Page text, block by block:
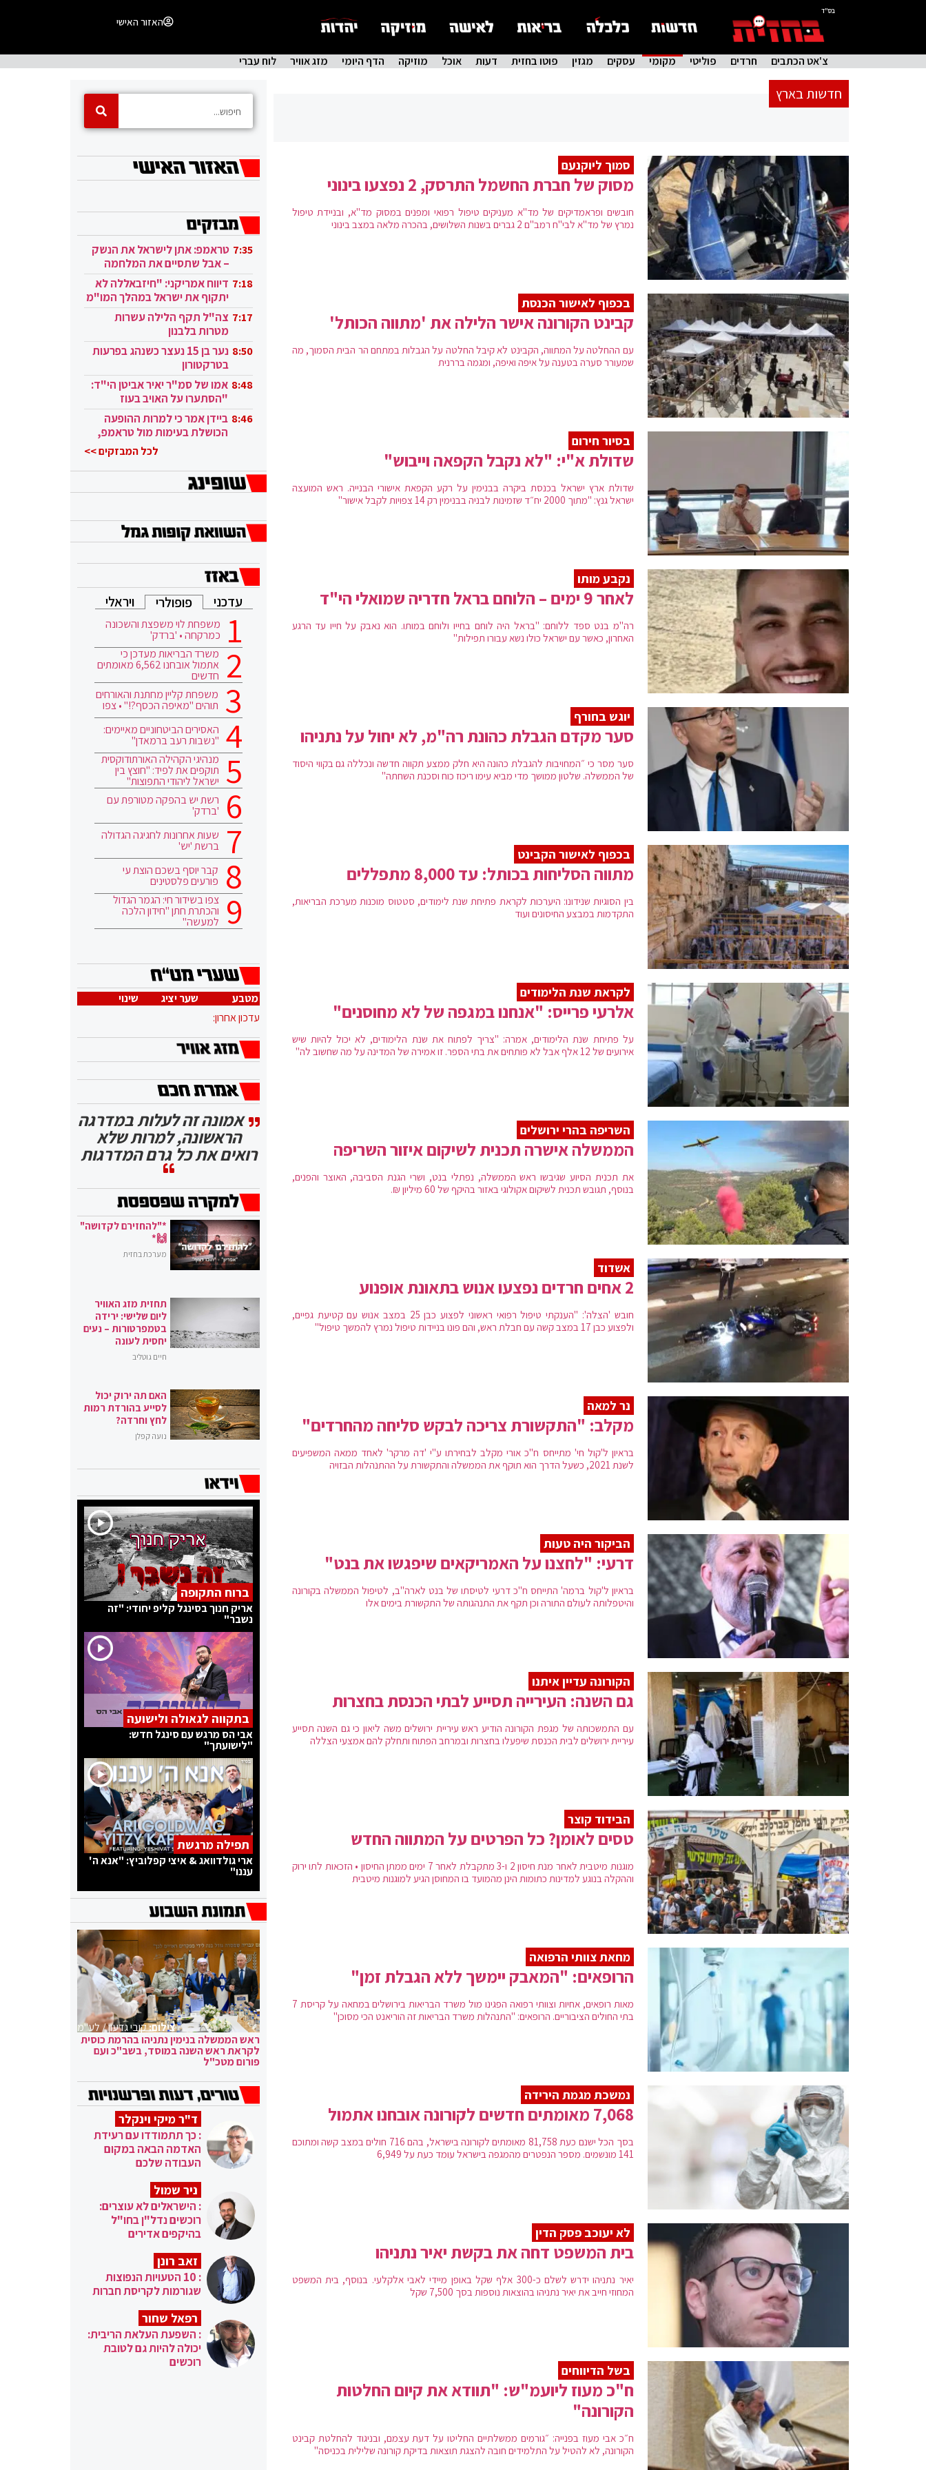
בס"ד
האזור האישי
צ'אט הכתבים חרדים פוליטי מקומי עסקים מגזין פוטו בחזית דעות אוכל מוזיקה הדף היומי מזג אוויר לוח עברי
חדשות בארץ
סמוך ליוקנעם
מסוק של חברת החשמל התרסק, 2 נפצעו בינוני
חובשים ופראמדיקים של מד"א מעניקים טיפול רפואי ומפנים במסוק מד"א, ובניידת טיפול
נמרץ של מד"א לבי"ח רמב"ם 2 גברים בשנות השלושים, בהכרה מלאה במצב בינוני
בכפוף לאישור הכנסת
קבינט הקורונה אישר הלילה את 'מתווה הכותל'
עם ההחלטה על המתווה, הקבינט לא קיבל החלטה על הגבלות במתחם הר הבית הסמוך, מה
שמעורר סערה בטענה על איפה ואיפה, ומגמה בררנית
בסיור חירום
שדולת א"י: "לא נקבל הקפאה וייבוש"
שדולת ארץ ישראל בכנסת ביקרה בבנימין על רקע הקפאת אישורי הבנייה. ראש המועצה
ישראל גנץ: "מתוך 2000 יח״ד שזמינות לבניה בבנימין רק 14 צפויות לקבל אישור"
נקבע מותו
לאחר 9 ימים – הלוחם בראל חדריה שמואלי הי"ד
רה"מ בנט ספד ללוחם: "בראל היה לוחם בחייו ולוחם במותו. הוא נאבק על חייו עד הרגע
האחרון, כאשר עם ישראל כולו נשא עבורו תפילות"
יוגש בחורף
סער מקדם הגבלת כהונת רה"מ, לא יחול על נתניהו
סער מסר כי ״המחויבות להגבלת כהונה היא חלק ממצע תקווה חדשה ונכללה גם בקווי היסוד
של הממשלה. שלטון ממושך מדי מביא עימו ריכוז כוח וסכנת השחתה"
בכפוף לאישור הקבינט
מתווה הסליחות בכותל: עד 8,000 מתפללים
בין הסוגיות שנידונו: היערכות לקראת פתיחת שנת לימודים, סטטוס מוכנות מערכת הבריאות,
התקדמות במבצע החיסונים ועוד
לקראת שנת הלימודים
אלרעי פרייס: "אנחנו במגפה של לא מחוסנים"
על פתיחת שנת הלימודים, אמרה: "צריך לפתוח את שנת הלימודים, לא יכול להיות שיש
אירועים של 12 אלף אבל לא פותחים את בתי הספר. זו אמירה של המדינה על מה שחשוב לה"
השריפה בהרי ירושלים
הממשלה אישרה תכנית לשיקום איזור השריפה
את תכנית הסיוע שגיבשו ראש הממשלה, נפתלי בנט, ושרי הגנת הסביבה, האוצר והפנים,
בנוסף, תגובש תכנית לשיקום אקולוגי באזור בהיקף של 60 מיליון ₪.
אשדוד
2 אחים חרדים נפצעו אנוש בתאונת אופנוע
חובש 'הצלה': "הענקתי טיפול רפואי ראשוני לפצוע כבן 25 במצב אנוש עם קטיעת גפיים,
ולפצוע כבן 17 במצב קשה עם חבלת ראש, והם פונו בניידות טיפול נמרץ להמשך טיפול"
נר למאה
מקלב: "התקשורת צריכה לבקש סליחה מהחרדים"
בראיון ל'קול חי' מתייחס ח"כ אורי מקלב לבחירתו ע"י 'דה מרקר' לאחד ממאה המשפיעים
לשנת 2021, כשעל הדרך הוא תוקף את הממשלה והתקשורת על ההתנהלות הבזויה
הביקור היה טעות
דרעי: "לחצנו על האמריקאים שיפגשו את בנט"
בראיון ל'קול ברמה' התייחס ח"כ דרעי לטיסתו של בנט לארה"ב, לטיפול הממשלה בקורונה
והיטפלותה לעולם התורה וכן תקף את התנהגותה של התקשורת בימים אלו
הקורונה עדיין איתנו
גם השנה: העירייה תסייע לבתי הכנסת בחצרות
עם התמשכותה של מגפת הקורונה הודיע ראש עיריית ירושלים משה ליאון כי גם השנה תסייע
עיריית ירושלים לבית הכנסת שיפעלו בחצרות ובמרחב הפתוח ותחלק להם אמצעי הצללה
הבידוד קוצר
טסים לאומן? כל הפרטים על המתווה החדש
מוגנות מיטבית לאחר מנת חיסון 2 ו-3 מתקבלת לאחר 7 ימים ממתן החיסון • הזכאות לתו ירוק
וההקלה בנוגע למדינות כתומות הינן מהמועד בו המחוסן הגיע למוגנות מיטבית
מחאת צוותי הרפואה
הרופאים: "המאבק יימשך ללא הגבלת זמן"
מאות רופאים, אחיות וצוותי רפואה הפגינו מול משרד הבריאות בירושלים במחאה על קריסת 7
בתי החולים הציבוריים. הרופאים: "התנהלות משרד הבריאות זה הוריאנט הכי מסוכן"
נמשכת מגמת הירידה
7,068 מאומתים חדשים לקורונה אובחנו אתמול
בסך הכל ישנם כעת 81,758 מאומתים לקורונה בישראל, בהם 716 חולים במצב קשה ומתוכם
141 מונשמים. מספר הנפטרים מהמגפה בישראל עומד כעת על 6,949
לא יעוכב פסק הדין
בית המשפט דחה את בקשת יאיר נתניהו
יאיר נתניהו ידרש לשלם כ-300 אלף שקל באופן מיידי לאבי אלקלעי. בנוסף, בית המשפט
המחוזי חייב את יאיר נתניהו בהוצאות נוספות בסך 7,500 שקל
בשל הדיווחים
ח"כ מעוז ליועמ"ש: "תוודא את קיום החלטות
הקורונה"
ח״כ אבי מעוז בפנייה: ״גורמים ממשלתיים החליטו על דעת עצמם, ובניגוד להחלטת קבינט
הקורונה, לא להטיל על התלמידים חובה להצגת תוצאות בדיקת קורונה שלילית בכניסה"
7:35 טראמפ: אתן לישראל את הנשק
– אבל שתסיים את המלחמה
בעזה 7:18 דיווח אמריקני: "חיזבאללה לא
יתקוף את ישראל במהלך המו"מ
בקטאר" 7:17 צה"ל תקף הלילה עשרות
מטרות בלבנון
8:50
נער בן 15 נעצר כשנהג בפרעות
בטרקטורון
8:48 אמו של סמ"ר יאיר אביטן הי"ד:
"הסתערו על האויב בעוז
ובגבורה" 8:46 ביידן אמר כי למרות ההופעה
הכושלת בעימות מול טראמפ,
לכל המבזקים >>
עדכני פופולרי ויראלי
משפחת לוי משפצת והשכונה
כמרקחה • 'ברדק'
משרד הבריאות מעדכן כי
אתמול אובחנו 6,562 מאומתים
חדשים
משפחת קליין מחתנת והאורחים
תוהים "מאיפה הכסף?!" • צפו
האסירים הביטחוניים מאיימים:
"נשבות רעב ברמאדן"
מנהיגי הקהילה האורתודוקסית
תוקפים את לפיד: "חוצץ בין
ישראל ליהודי התפוצות"
רשת יש בהפקה מטורפת עם
'ברדק'
שעות אחרונות לחגיגה הגדולה
ברשת 'יש'
קבר יוסף בשכם הוצת עי
פורעים פלסטינים
צפו בשידור חי: הגמר הגדול
והכתרת חתן "חידון הלכה
למעשה"
מטבע שער יציג
שינוי
עדכון אחרון:
אמונה זה לעלות במדרגה
הראשונה, למרות שלא
רואים את כל גרם המדרגות
*"להחזירם לקדושה"
🙌*
מערכת בחזית
תחזית מזג האוויר
ליום שלישי: ירידה
בטמפרטורות – נעים
יחסית לעונה
חיים גוטליב
האם תה ירוק יכול
לסייע בהורדת רמות
לחץ וחרדה?
נועה קפלן
ברוח התקופה
אריק חנוך בסינגל קליפ יחודי: "זה
נשבר"
בתקווה לגאולה ולישועה
אבי הס מרגש עם סינגל חדש:
"לישועתך"
תפילה מרגשת
ארי גולדוואג & איצי קפלוביץ: "אנא ה'
עננו"
צילום:קובי גדעון / לע"מ
ראש הממשלה בנימין נתניהו בהרמת כוסית
לקראת ראש השנה במוסד, בשב"כ ועם
פורום מטכ"ל
ד"ר מיקי וינקלר
: כך תתמודדו עם רעידת
האדמה הבאה במקום
העבודה שלכם
ניר שמול
: הישראלים לא עוצרים:
רוכשים נדל"ן בחו"ל
בהיקפים אדירים
זאב רונן
: 10 הטעויות הנפוצות
שגורמות לקריסת חברות
רפאל שחור
: השפעת העלאת הריבית:
יכולה להיות גם לטובת
רוכשים